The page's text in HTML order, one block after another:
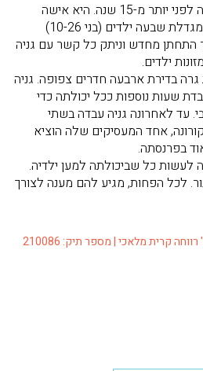
גניה, בת 46, עלתה מאתיופיה לפני יותר מ-15 שנה. היא אישה
מרשימה ביותר. היא גרושה ומגדלת שבעה ילדים (בני 10-26)
מחדש וניתק כל קשר עם גניה
ילדים.
בדירת ארבעה חדרים צפופה. גניה
שעות נוספות ככל יכולתה כדי
עד לאחרונה גניה עבדה בשתי
אחד המעסיקים שלה הוציא
בפרנסתה.
לעשות כל שביכולתה למען ילדיה.
לכל הפחות, מגיע להם מענה לצורך
קרית מלאכי | מספר תיק: 210086